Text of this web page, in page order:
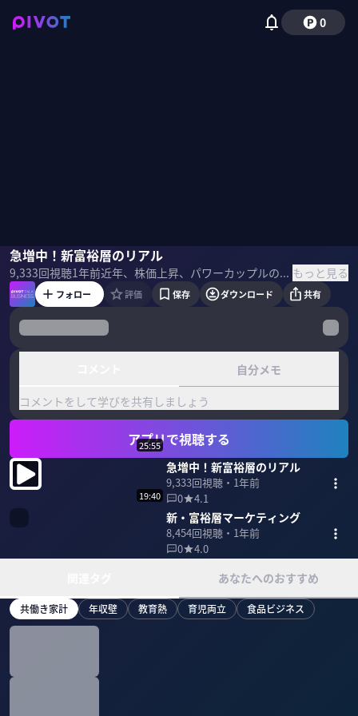
0
急増中！新富裕層のリアル
9,333回視聴1年前 近年、株価上昇、パワーカップルの増加などにより急増している新富裕層。新しい富裕層はどのような人たちなのか？どんな価値観を持っているのか？新富裕層向けマーケティングの示唆を含めて、博報堂富裕層マーケティングラボの三宅大介氏に聞いた。 もっと見る
三宅大介 佐々木紀彦
フォロー 評価 保存 ダウンロード 共有
自分メモ
コメントをして学びを共有しましょう
アプリで視聴する
25:55
急増中！新富裕層のリアル
9,333回視聴・ 1年前
0
4.1
19:40
新・富裕層マーケティング
8,454回視聴・ 1年前
0
4.0
あなたへのおすすめ
共働き家計 年収壁 教育熱 育児両立 食品ビジネス